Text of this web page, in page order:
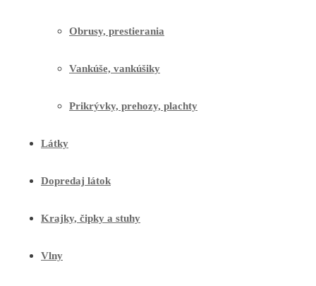
Obrusy, prestierania
Vankúše, vankúšiky
Prikrývky, prehozy, plachty
Látky
Dopredaj látok
Krajky, čipky a stuhy
Vlny